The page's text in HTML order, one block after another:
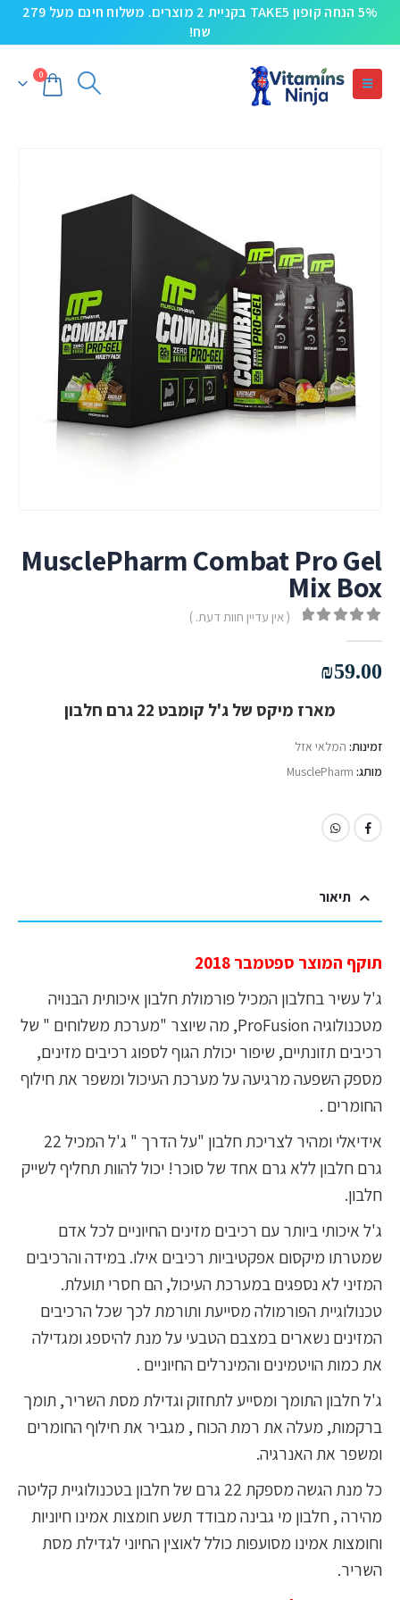
5% הנחה קופון TAKE5 בקניית 2 מוצרים. משלוח חינם מעל 279
שח!
0
MusclePharm Combat Pro Gel
Mix Box
( אין עדיין חוות דעת. )
₪59.00
מארז מיקס של ג'ל קומבט 22 גרם חלבון
זמינות: המלאי אזל
מותג: MusclePharm
תיאור
תוקף המוצר ספטמבר 2018
ג'ל עשיר בחלבון המכיל פורמולת חלבון איכותית הבנויה
מטכנולוגיה ProFusion, מה שיוצר "מערכת משלוחים " של
רכיבים תזונתיים, שיפור יכולת הגוף לספוג רכיבים מזינים,
מספק השפעה מרגיעה על מערכת העיכול ומשפר את חילוף
החומרים .
אידיאלי ומהיר לצריכת חלבון "על הדרך " ג'ל המכיל 22
גרם חלבון ללא גרם אחד של סוכר! יכול להוות תחליף לשייק
חלבון.
ג'ל איכותי ביותר עם רכיבים מזינים החיוניים לכל אדם
שמטרתו מיקסום אפקטיביות רכיבים אילו. במידה והרכיבים
המזיני לא נספגים במערכת העיכול, הם חסרי תועלת.
טכנולוגיית הפורמולה מסייעת ותורמת לכך שכל הרכיבים
המזינים נשארים במצבם הטבעי על מנת להיספג ומגדילה
את כמות הויטמינים והמינרלים החיוניים .
ג'ל חלבון התומך ומסייע לתחזוק וגדילת מסת השריר, תומך
ברקמות, מעלה את רמת הכוח , מגביר את חילוף החומרים
ומשפר את האנרגיה.
כל מנת הגשה מספקת 22 גרם של חלבון בטכנולוגיית קליטה
מהירה , חלבון מי גבינה מבודד תשע חומצות אמינו חיוניות
וחומצות אמינו מסועפות כולל לאוצין החיוני לגדילת מסת
השריר.